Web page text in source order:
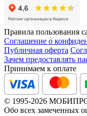
Правила пользования
Соглашение о
Публичная оферта
Зачем предоставлять
Принимаем к оплате
© 1995-2026
Обо всех замеченных